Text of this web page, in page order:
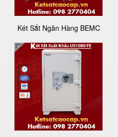
Két Sắt Ngân Hàng BEMC